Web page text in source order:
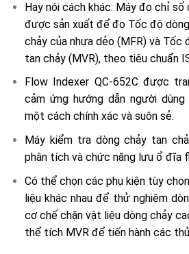
Hay nói cách khác: Máy đo chỉ số
được sản xuất để đo Tốc độ
chảy của nhựa dẻo (MFR) và
tan chảy (MVR), theo tiêu chuẩn
Flow Indexer QC-652C được
cảm ứng hướng dẫn người
một cách chính xác và suôn sẻ.
Máy kiểm tra dòng chảy tan
phân tích và chức năng lưu ổ đĩa
Có thể chọn các phụ kiện tùy
liệu khác nhau để thử nghiệm
cơ chế chặn vật liệu dòng chảy
thể tích MVR để tiến hành các